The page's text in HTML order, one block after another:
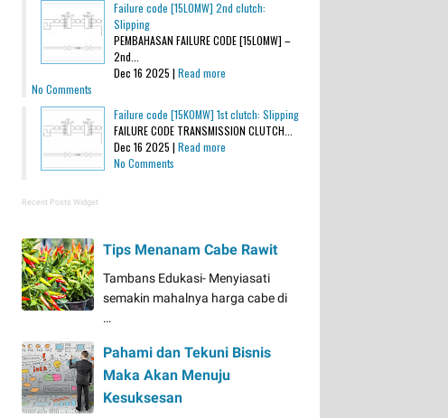
Failure code [15L0MW] 2nd clutch:
Slipping
PEMBAHASAN FAILURE CODE [15L0MW] –
2nd...
Dec 16 2025 | Read more
No Comments
Failure code [15K0MW] 1st clutch: Slipping
FAILURE CODE TRANSMISSION CLUTCH...
Dec 16 2025 | Read more
No Comments
Recent Posts Widget
Tips Menanam Cabe Rawit
Tambans Edukasi- Menyiasati
semakin mahalnya harga cabe di
…
Pahami dan Tekuni Bisnis
Maka Akan Menuju
Kesuksesan